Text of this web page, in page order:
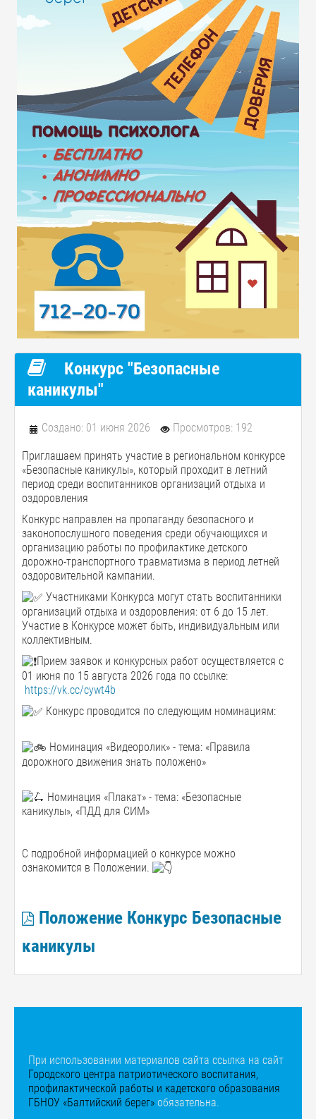
Конкурс "Безопасные
каникулы"
Создано: 01 июня 2026 Просмотров: 192
Приглашаем принять участие в региональном конкурсе
«Безопасные каникулы», который проходит в летний
период среди воспитанников организаций отдыха и
оздоровления
Конкурс направлен на пропаганду безопасного и
законопослушного поведения среди обучающихся и
организацию работы по профилактике детского
дорожно-транспортного травматизма в период летней
оздоровительной кампании.
Участниками Конкурса могут стать воспитанники
организаций отдыха и оздоровления: от 6 до 15 лет.
Участие в Конкурсе может быть, индивидуальным или
коллективным.
Прием заявок и конкурсных работ осуществляется с
01 июня по 15 августа 2026 года по ссылке:
https://vk.cc/cywt4b
Конкурс проводится по следующим номинациям:
Номинация «Видеоролик» - тема: «Правила
дорожного движения знать положено»
Номинация «Плакат» - тема: «Безопасные
каникулы», «ПДД для СИМ»
С подробной информацией о конкурсе можно
ознакомится в Положении.
Положение Конкурс Безопасные
каникулы
При использовании материалов сайта ссылка на сайт
Городского центра патриотического воспитания,
профилактической работы и кадетского образования
ГБНОУ «Балтийский берег» обязательна.